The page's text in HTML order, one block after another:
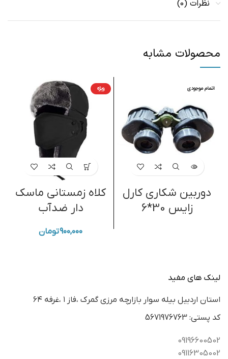
نظرات (0)
محصولات مشابه
اتمام موجودی
دوربین شکاری کارل
زایس 30*6
ویژه
کلاه زمستانی ماسک
دار ضدآب
۹۰۰,۰۰۰تومان
لینک های مفید
استان اردبيل بيله سوار بازارچه مرزي گمرك ،فاز ١ ،غرفه ٦٤
كد پستي: 5671976763
09196600502
09116305002